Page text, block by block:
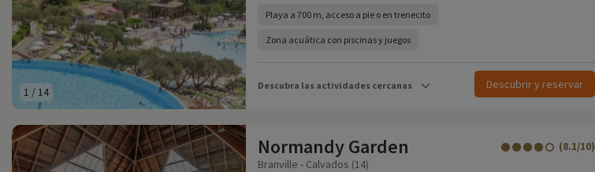
1 /14
Playa a 700 m, acceso a pie o en trenecito
Zona acuática con piscinas y juegos
Descubra las actividades cercanas Descubrir y reservar
Normandy Garden (8.1/10)
Branville - Calvados (14)